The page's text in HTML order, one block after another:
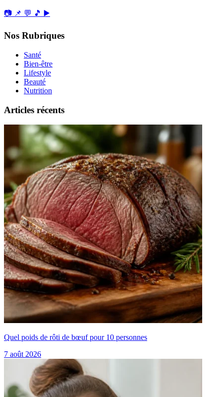
📷 📌 💬 🎵 ▶️
Nos Rubriques
Santé
Bien-être
Lifestyle
Beauté
Nutrition
Articles récents
Quel poids de rôti de bœuf pour 10 personnes
7 août 2026